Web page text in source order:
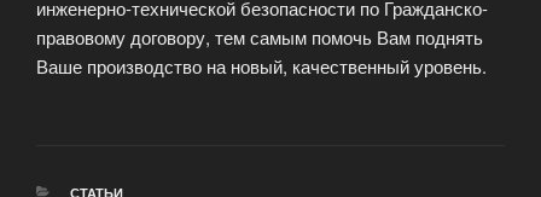
инженерно-технической безопасности по Гражданско-
правовому договору, тем самым помочь Вам поднять
Ваше производство на новый, качественный уровень.
РУБРИКИ
СТАТЬИ